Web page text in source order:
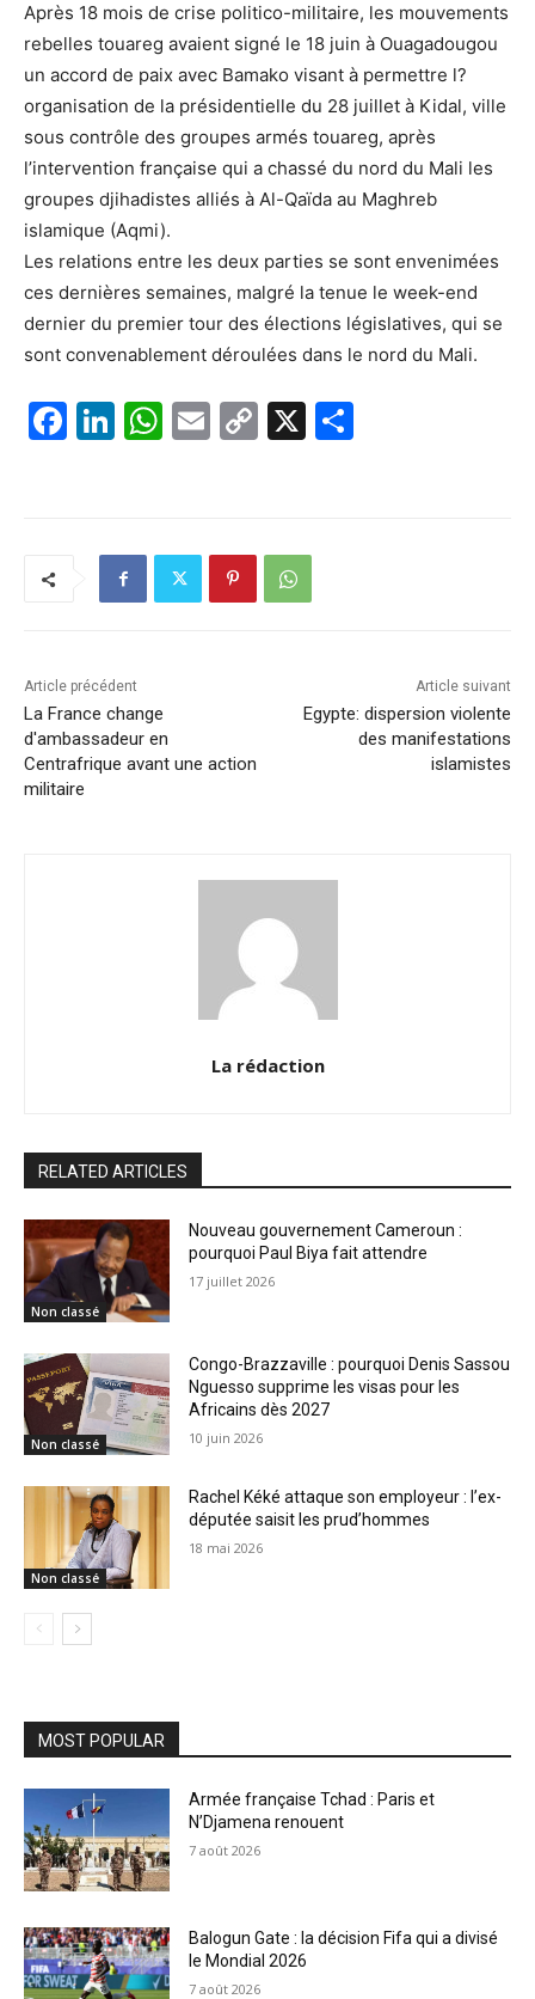
Après 18 mois de crise politico-militaire, les mouvements
rebelles touareg avaient signé le 18 juin à Ouagadougou
un accord de paix avec Bamako visant à permettre l?
organisation de la présidentielle du 28 juillet à Kidal, ville
sous contrôle des groupes armés touareg, après
l’intervention française qui a chassé du nord du Mali les
groupes djihadistes alliés à Al-Qaïda au Maghreb
islamique (Aqmi).
Les relations entre les deux parties se sont envenimées
ces dernières semaines, malgré la tenue le week-end
dernier du premier tour des élections législatives, qui se
sont convenablement déroulées dans le nord du Mali.
F
k
Li
dI
n
W
A
p
E
C
Li
n
X
Article précédent
La France change
d'ambassadeur en
Centrafrique avant une action
militaire
Article suivant
Egypte: dispersion violente
des manifestations
islamistes
La rédaction
RELATED ARTICLES
Non classé
Nouveau gouvernement Cameroun :
pourquoi Paul Biya fait attendre
17 juillet 2026
Non classé
Congo-Brazzaville : pourquoi Denis Sassou
Nguesso supprime les visas pour les
Africains dès 2027
10 juin 2026
Non classé
Rachel Kéké attaque son employeur : l’ex-
députée saisit les prud’hommes
18 mai 2026
MOST POPULAR
Armée française Tchad : Paris et
N’Djamena renouent
7 août 2026
Balogun Gate : la décision Fifa qui a divisé
le Mondial 2026
7 août 2026